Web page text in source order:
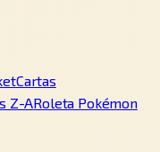
Cartas
Z-ARoleta Pokémon